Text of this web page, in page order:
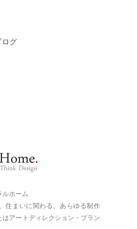
グ
ルホーム
住まいに関わる、あらゆる制作
はアートディレクション・ブラン